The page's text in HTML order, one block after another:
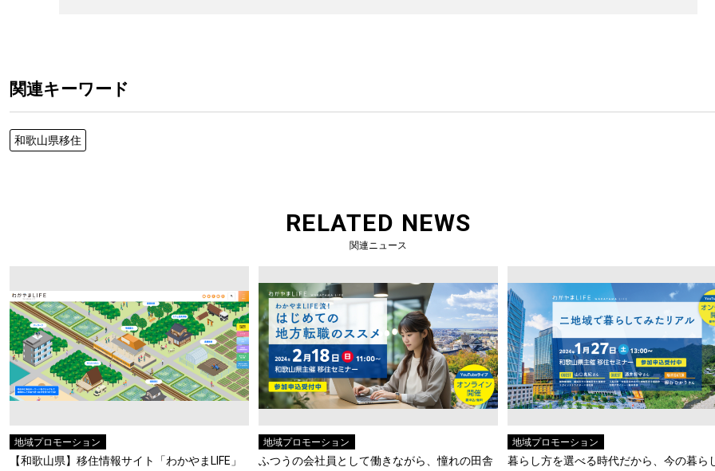
関連キーワード
和歌山県移住
RELATED NEWS
関連ニュース
地域プロモーション
【和歌山県】移住情報サイト「わかやまLIFE」
地域プロモーション
ふつうの会社員として働きながら、憧れの田舎
地域プロモーション
暮らし方を選べる時代だから、今の暮ら